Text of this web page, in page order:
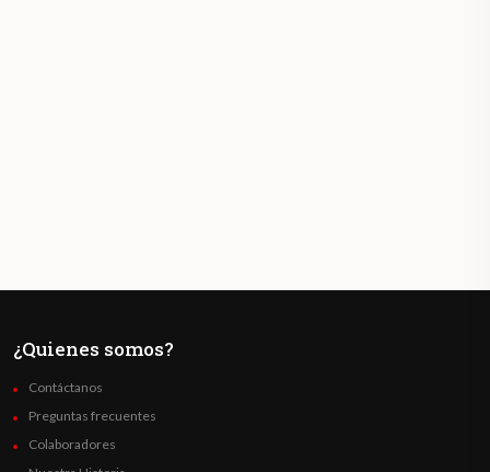
¿Quienes somos?
Contáctanos
Preguntas frecuentes
Colaboradores